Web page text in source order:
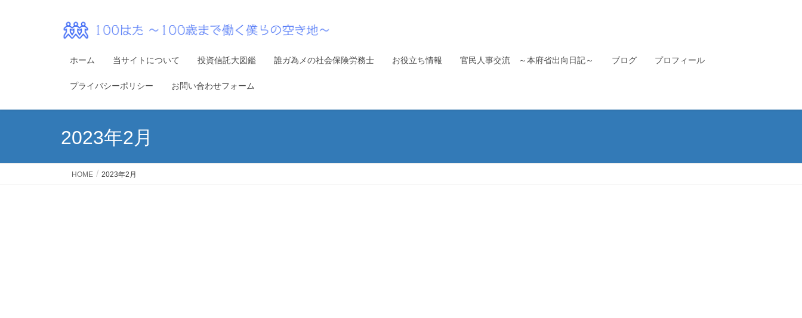
ホーム 当サイトについて 投資信託大図鑑 誰ガ為メの社会保険労務士 お役立ち情報 官民人事交流 ～本府省出向日記～ ブログ プロフィール
プライバシーポリシー お問い合わせフォーム
2023年2月
HOME 2023年2月